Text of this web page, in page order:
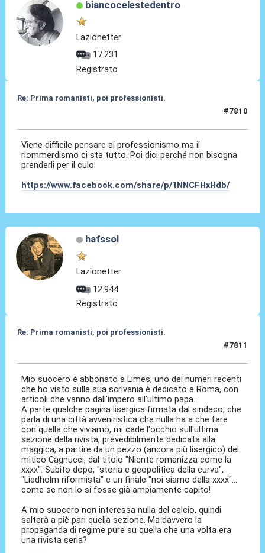
biancocelestedentro
Lazionetter
17.231
Registrato
Re: Prima romanisti, poi professionisti.
#7810
Viene difficile pensare al professionismo ma il
riommerdismo ci sta tutto. Poi dici perché non bisogna
prenderli per il culo
https://www.facebook.com/share/p/1NNCFHxHdb/
hafssol
Lazionetter
12.944
Registrato
Re: Prima romanisti, poi professionisti.
#7811
Mio suocero è abbonato a Limes; uno dei numeri recenti
che ho visto sulla sua scrivania è dedicato a Roma, con
articoli che vanno dall'impero all'ultimo papa.
A parte qualche pagina lisergica firmata dal sindaco, che
parla di una città avveniristica che nulla ha a che fare
con quella che viviamo, mi cade l'occhio sull'ultima
sezione della rivista, prevedibilmente dedicata alla
maggica, a partire da un pezzo (ancora più lisergico) del
mitico Cagnucci, dal titolo "Niente romanizza come la
xxxx". Subito dopo, "storia e geopolitica della curva",
"Liedholm riformista" e un finale "noi siamo della xxxx"...
come se non lo si fosse già ampiamente capito!
A mio suocero non interessa nulla del calcio, quindi
salterà a piè pari quella sezione. Ma davvero la
propaganda di regime pure su quella che una volta era
una rivista seria?